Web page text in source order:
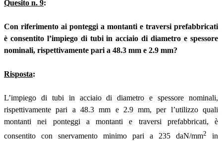
Quesito n. 9:
Con riferimento ai ponteggi a montanti e traversi prefabbricati
è consentito l’impiego di tubi in acciaio di diametro e spessore
nominali, rispettivamente pari a 48.3 mm e 2.9 mm?
Risposta:
L’impiego di tubi in acciaio di diametro e spessore nominali,
rispettivamente pari a 48.3 mm e 2.9 mm, per l’utilizzo quali
montanti nei ponteggi a montanti e traversi prefabbricati, è
consentito con snervamento minimo pari a 235 daN/mm2
in